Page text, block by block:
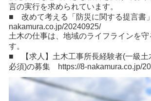
言の実行を求められています。
■ 改めて考える「防災に関する提言書」
nakamura.co.jp/20240925/
土木の仕事は、地域のライフラインを
す。
■ 【求人】土木工事所長経験者(一級土
必須)の募集
https://8-nakamura.co.jp/